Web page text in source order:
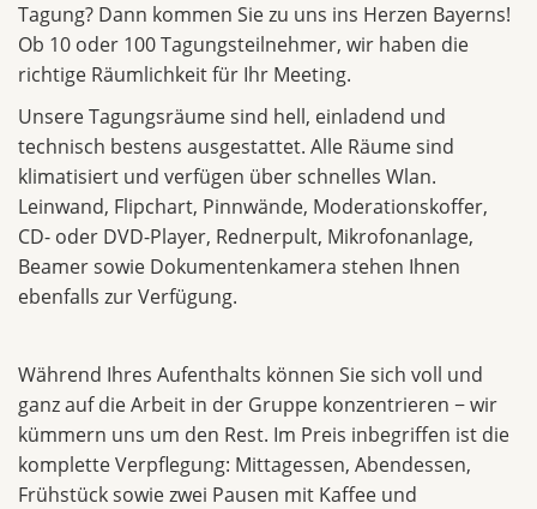
Tagung? Dann kommen Sie zu uns ins Herzen Bayerns!
Ob 10 oder 100 Tagungsteilnehmer, wir haben die
richtige Räumlichkeit für Ihr Meeting.
Unsere Tagungsräume sind hell, einladend und
technisch bestens ausgestattet. Alle Räume sind
klimatisiert und verfügen über schnelles Wlan.
Leinwand, Flipchart, Pinnwände, Moderationskoffer,
CD- oder DVD-Player, Rednerpult, Mikrofonanlage,
Beamer sowie Dokumentenkamera stehen Ihnen
ebenfalls zur Verfügung.
Während Ihres Aufenthalts können Sie sich voll und
ganz auf die Arbeit in der Gruppe konzentrieren − wir
kümmern uns um den Rest. Im Preis inbegriffen ist die
komplette Verpflegung: Mittagessen, Abendessen,
Frühstück sowie zwei Pausen mit Kaffee und